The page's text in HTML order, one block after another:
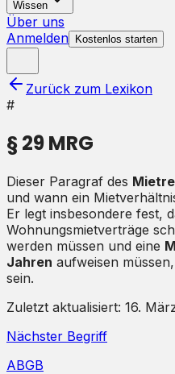
Wissen
Über uns
Anmelden
Kostenlos starten
Zurück zum Lexikon
#
§ 29 MRG
Dieser Paragraf des
und wann ein
Er legt insbesondere fest,
Wohnungsmietverträge
werden müssen und eine
Jahren aufweisen
sein.
Zuletzt aktualisiert: 16.
Nächster Begriff
ABGB